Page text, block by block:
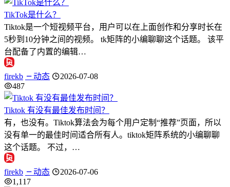
TikTok是什么？
Tiktok是一个短视频平台，用户可以在上面创作和分享时长在
5秒到10分钟之间的视频。 tk矩阵的小编聊聊这个话题。 该平
台配备了内置的编辑…
firekb 动态
2026-07-08
487
Tiktok 有没有最佳发布时间？
有，也没有。Tiktok算法会为每个用户定制“推荐”页面，所以
没有单一的最佳时间适合所有人。tiktok矩阵系统的小编聊聊
这个话题。 不过，…
firekb 动态
2026-07-06
1,117